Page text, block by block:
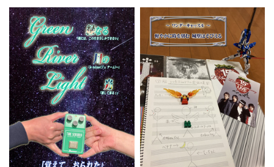
アンプ エフェクター
DJ機器 DTM
DTM オンライン納品 レコーディング機器
配信/ライブ機器 楽器アクセサリ